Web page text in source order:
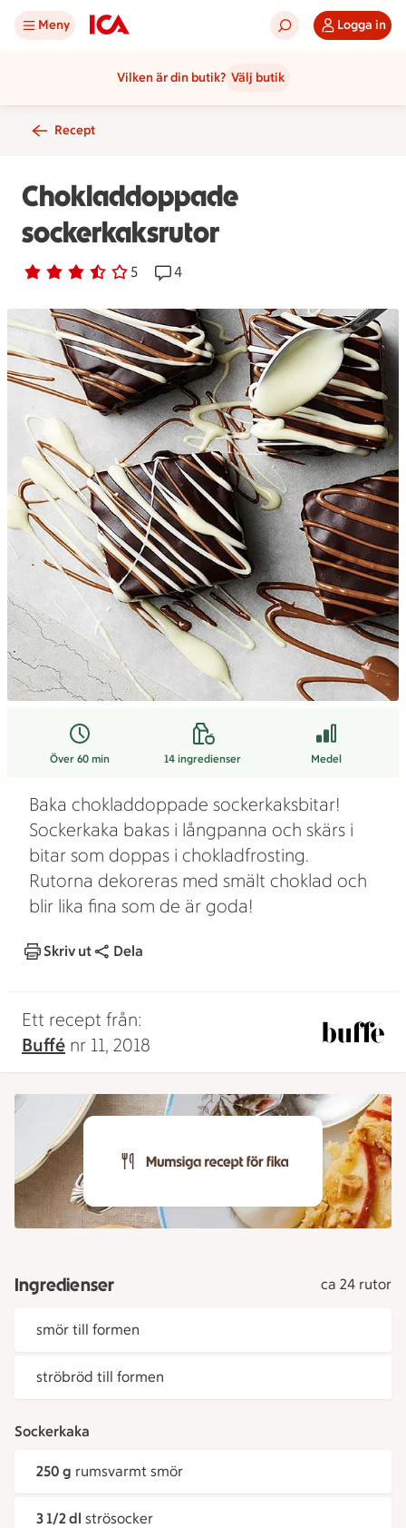
Meny Logga in
Vilken är din butik? Välj butik
Recept
Chokladdoppade
sockerkaksrutor
Betyg 3.4 av 5. 5
5 personer har röstatReceptet har 4 kommentarer
4
Över 60 min 14ingredienser Medel
Baka chokladdoppade sockerkaksbitar!
Sockerkaka bakas i långpanna och skärs i
bitar som doppas i chokladfrosting.
Rutorna dekoreras med smält choklad och
blir lika fina som de är goda!
Skriv ut Dela
Ett recept från:
Buffé nr 11, 2018
Ingredienser ca 24 rutor
smör till formen
ströbröd till formen
Sockerkaka
250 g rumsvarmt smör
3 1/2 dl strösocker